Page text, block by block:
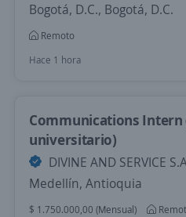
Bogotá, D.C., Bogotá, D.C.
Remoto
Hace 1 hora
Communications Intern
universitario)
DIVINE AND SERVICE
Medellín, Antioquia
$ 1.750.000,00 (Mensual)